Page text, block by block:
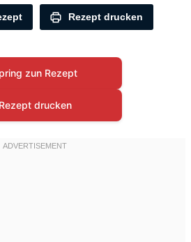
Rezept drucken
zun Rezept
Rezept drucken